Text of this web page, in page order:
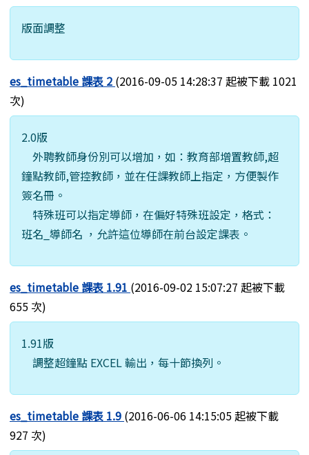
版面調整
es_timetable 課表 2 (2016-09-05 14:28:37 起被下載 1021
次)
2.0版
外聘教師身份別可以增加，如：教育部增置教師,超
鐘點教師,管控教師，並在任課教師上指定，方便製作
簽名冊。
特殊班可以指定導師，在偏好特殊班設定，格式：
班名_導師名 ，允許這位導師在前台設定課表。
es_timetable 課表 1.91 (2016-09-02 15:07:27 起被下載
655 次)
1.91版
調整超鐘點 EXCEL 輸出，每十節換列。
es_timetable 課表 1.9 (2016-06-06 14:15:05 起被下載
927 次)